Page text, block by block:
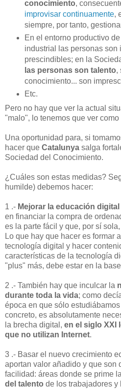
conocimiento,
improvisar continuamente,
siempre, por tanto,
En el entorno productivo
industrial las personas son
prescindibles; en la
las personas son talento,
conocimiento... son
Etc.
Pero no hay que ver la actual
"malo", lo tenemos que ver como
Una oportunidad para, si
hacer que Catalunya salga
Sociedad del Conocimiento.
¿Cuáles son estas medidas?
humilde) debemos hacer:
1 .- Mejorar la educación
en financiar la compra de
es la parte fácil y que, por sí
Lo que hay que hacer es formar
tecnología digital y hacer
características de la tecnología
"plus" más, debe estar en la
2 .- También hay que inculcar la
durante toda la vida; como
época en que sólo
concreto, es absolutamente
la brecha digital, en el siglo XXI
que no utilizan Internet.
3 .- Basar el nuevo crecimiento
aportan valor añadido y que son
facilidad: áreas donde se prime la
del talento de los trabajadores y